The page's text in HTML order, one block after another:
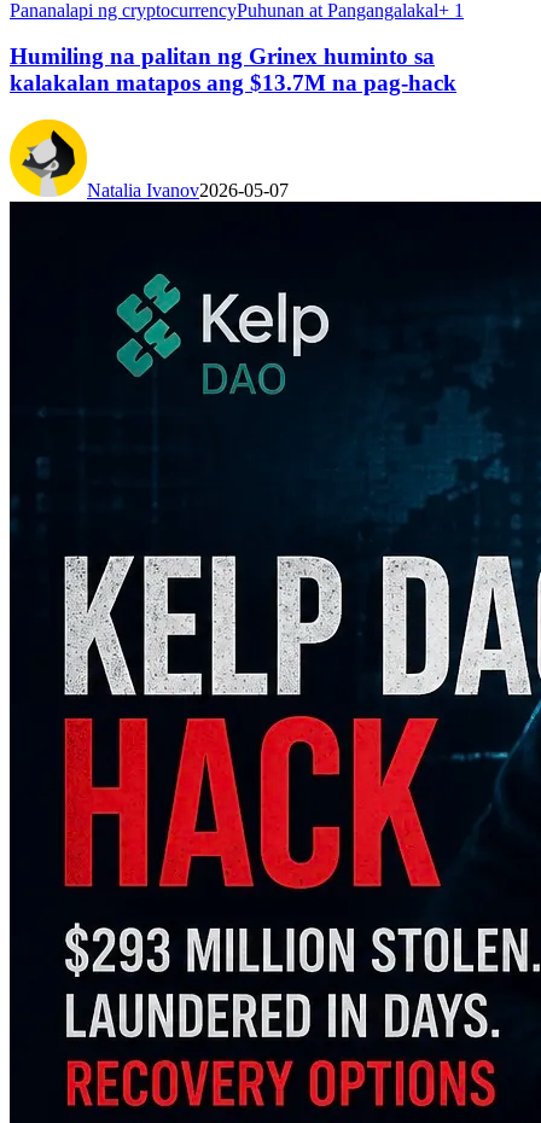
Pananalapi ng cryptocurrencyPuhunan at Pangangalakal+ 1
Humiling na palitan ng Grinex huminto sa
kalakalan matapos ang $13.7M na pag-hack
Natalia Ivanov2026-05-07